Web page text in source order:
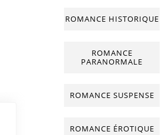
ROMANCE HISTORIQUE
ROMANCE
PARANORMALE
ROMANCE SUSPENSE
ROMANCE ÉROTIQUE